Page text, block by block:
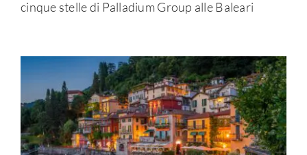
cinque stelle di Palladium Group alle Baleari